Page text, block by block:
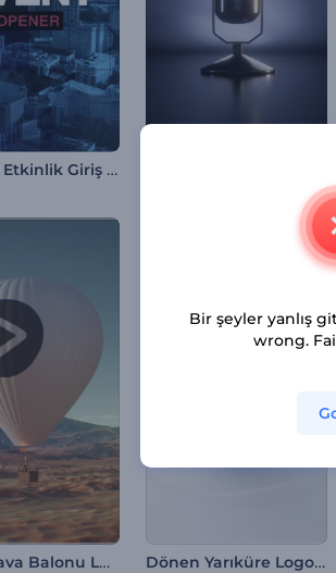
Modern Etkinlik Giriş Videosu
Sıcak Hava Balonu Logo Dönen Yarıküre Logo Gösterimi
Bir şeyler yanlış
wrong.